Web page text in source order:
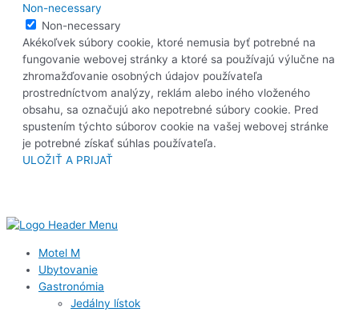
Non-necessary
Non-necessary
Akékoľvek súbory cookie, ktoré nemusia byť potrebné na
fungovanie webovej stránky a ktoré sa používajú výlučne na
zhromažďovanie osobných údajov používateľa
prostredníctvom analýzy, reklám alebo iného vloženého
obsahu, sa označujú ako nepotrebné súbory cookie. Pred
spustením týchto súborov cookie na vašej webovej stránke
je potrebné získať súhlas používateľa.
ULOŽIŤ A PRIJAŤ
Motel M
Ubytovanie
Gastronómia
Jedálny lístok